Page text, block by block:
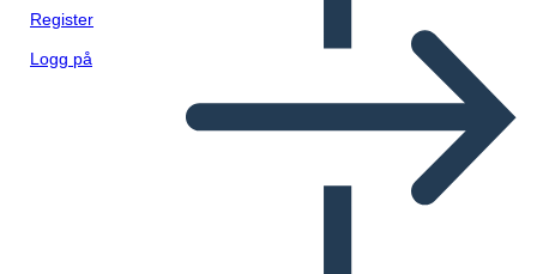
Register
Logg på